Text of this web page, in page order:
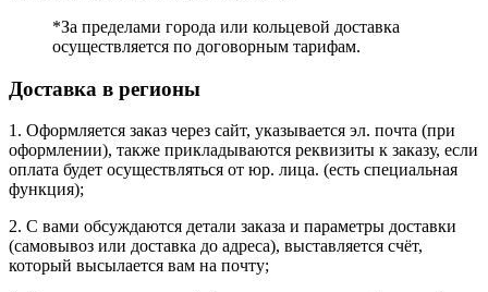
*За пределами города или кольцевой доставка
осуществляется по договорным тарифам.
Доставка в регионы
1. Оформляется заказ через сайт, указывается эл. почта (при
оформлении), также прикладываются реквизиты к заказу, если
оплата будет осуществляться от юр. лица. (есть специальная
функция);
2. С вами обсуждаются детали заказа и параметры доставки
(самовывоз или доставка до адреса), выставляется счёт,
который высылается вам на почту;